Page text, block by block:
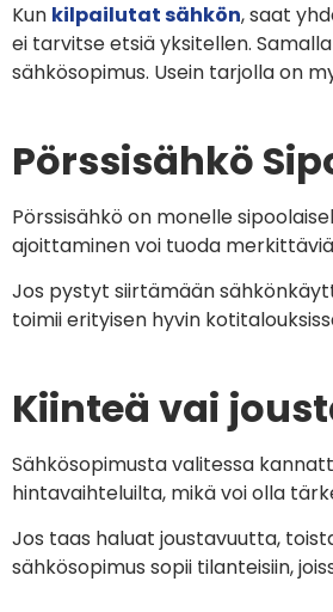
Kun kilpailutat sähkön, saat
ei tarvitse etsiä yksitellen.
sähkösopimus. Usein tarjolla on
Pörssisähkö
Pörssisähkö on monelle
ajoittaminen voi tuoda
Jos pystyt siirtämään
toimii erityisen hyvin
Kiinteä vai
Sähkösopimusta valitessa
hintavaihteluilta, mikä voi olla
Jos taas haluat joustavuutta,
sähkösopimus sopii tilanteisiin,